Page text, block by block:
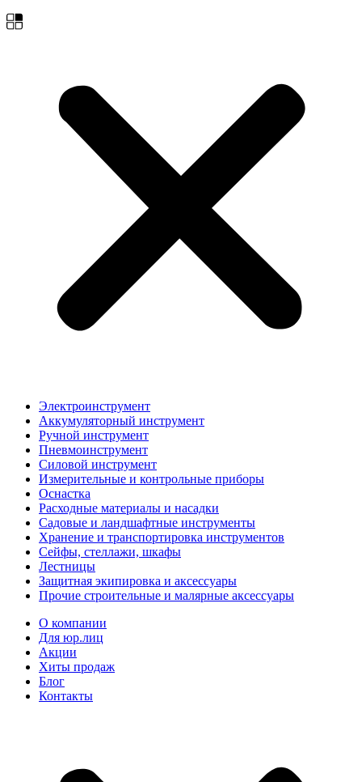
Электроинструмент
Аккумуляторный инструмент
Ручной инструмент
Пневмоинструмент
Силовой инструмент
Измерительные и контрольные приборы
Оснастка
Расходные материалы и насадки
Садовые и ландшафтные инструменты
Хранение и транспортировка инструментов
Сейфы, стеллажи, шкафы
Лестницы
Защитная экипировка и аксессуары
Прочие строительные и малярные аксессуары
О компании
Для юр.лиц
Акции
Хиты продаж
Блог
Контакты